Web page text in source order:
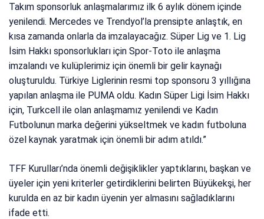
Takım sponsorluk anlaşmalarımız ilk 6 aylık dönem içinde
yenilendi. Mercedes ve Trendyol’la prensipte anlaştık, en
kısa zamanda onlarla da imzalayacağız. Süper Lig ve 1. Lig
İsim Hakkı sponsorlukları için Spor-Toto ile anlaşma
imzalandı ve kulüplerimiz için önemli bir gelir kaynağı
oluşturuldu. Türkiye Liglerinin resmi top sponsoru 3 yıllığına
yapılan anlaşma ile PUMA oldu. Kadın Süper Ligi İsim Hakkı
için, Turkcell ile olan anlaşmamız yenilendi ve Kadın
Futbolunun marka değerini yükseltmek ve kadın futboluna
özel kaynak yaratmak için önemli bir adım atıldı.”
TFF Kurulları’nda önemli değişiklikler yaptıklarını, başkan ve
üyeler için yeni kriterler getirdiklerini belirten Büyükekşi, her
kurulda en az bir kadın üyenin yer almasını sağladıklarını
ifade etti.